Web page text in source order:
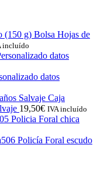
Bolsa Hojas de
incluído
datos
Caja
19,50€ IVA incluído
Policia Foral chica
Policía Foral escudo